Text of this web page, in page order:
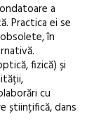
a
Practica ei se
în
fizică) și
cu
științifică, dans